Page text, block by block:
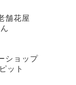
舗花屋
ショップ
ット